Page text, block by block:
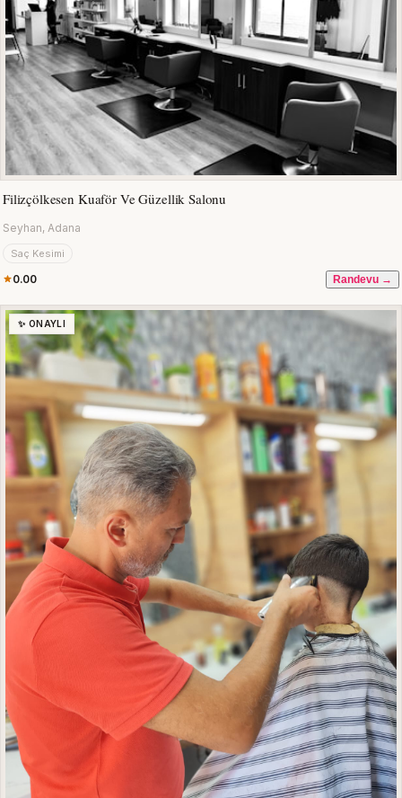
Filizçölkesen Kuaför Ve Güzellik Salonu
Seyhan, Adana
Saç Kesimi
0.00 Randevu →
✨ ONAYLI